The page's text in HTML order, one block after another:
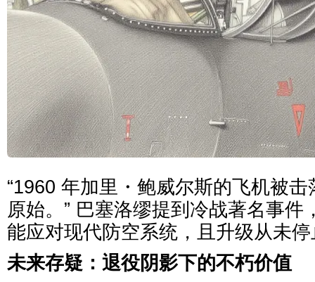
“1960 年加里・鲍威尔斯的飞机被
原始。” 巴塞洛缪提到冷战著名事件
能应对现代防空系统，且升级从未停
未来存疑：退役阴影下的不朽价值